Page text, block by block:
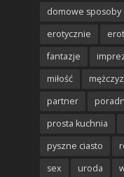
domowe sposoby
erotycznie
fantazje
miłość
partner
prosta kuchnia
pyszne ciasto
sex
uroda